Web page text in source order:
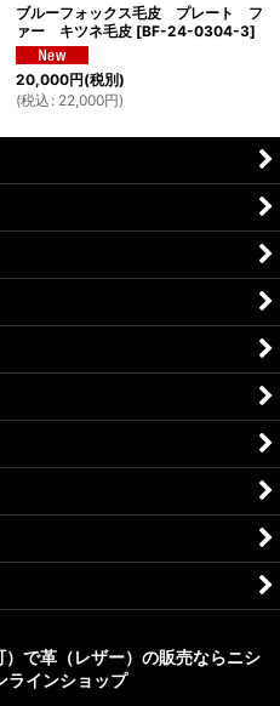
ブルーフォックス毛皮 プレート フ
ァー キツネ毛皮 [BF-24-0304-3]
20,000円(税別)
(税込 : 22,000円)
）で革（レザー）の販売ならニシ
ラインショップ